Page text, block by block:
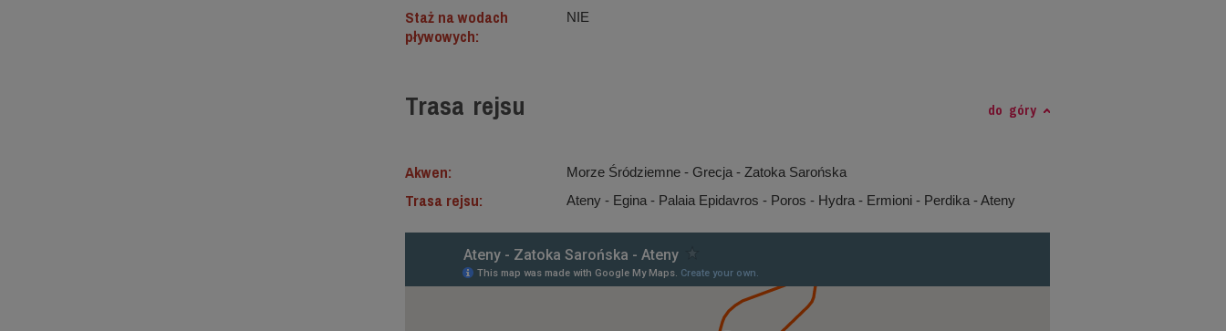
Staż na wodach
pływowych:
NIE
Trasa rejsu do góry
Akwen: Morze Śródziemne ‐ Grecja - Zatoka Sarońska
Trasa rejsu: Ateny - Egina - Palaia Epidavros - Poros - Hydra - Ermioni - Perdika - Ateny